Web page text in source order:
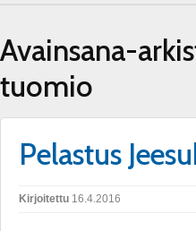
Avainsana-
tuomio
Pelastus
Kirjoitettu 16.4.2016